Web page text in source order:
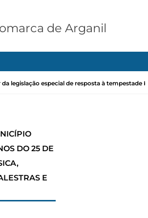
da legislação especial de resposta à tempestade
DO 25 DE
E